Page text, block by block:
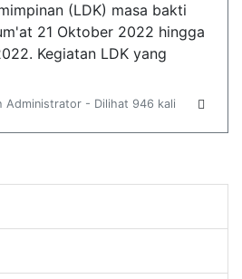
(LDK) masa bakti
21 Oktober 2022 hingga
Kegiatan LDK yang
Administrator - Dilihat 946 kali